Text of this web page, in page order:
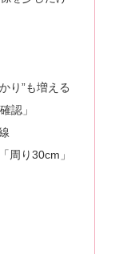
り”も増える
認」
周り30cm」